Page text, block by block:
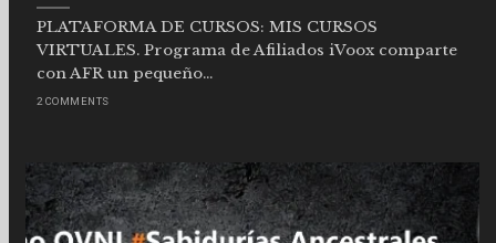
PLATAFORMA DE CURSOS: MIS CURSOS
VIRTUALES. Programa de Afiliados iVoox comparte
con AFR un pequeño...
2 COMMENTS